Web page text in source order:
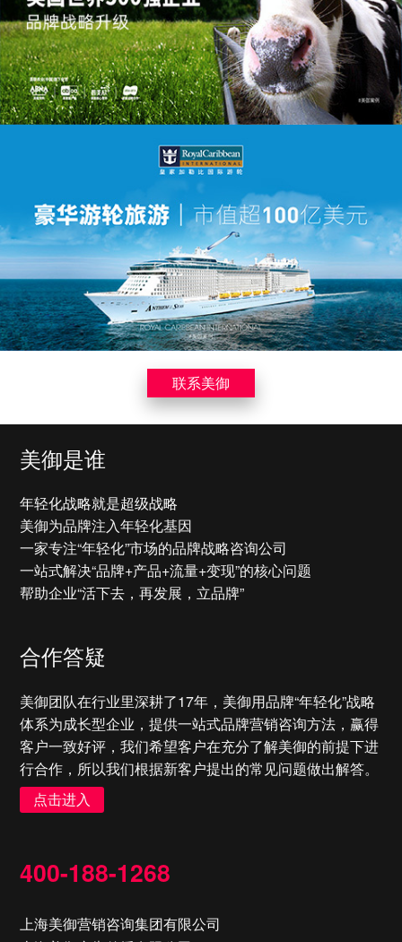
实现从5000万到20亿的飞跃
英联农业 | 品牌全案策划
来自英国 服务中国
联系美御
美御是谁
年轻化战略就是超级战略
美御为品牌注入年轻化基因
一家专注“年轻化”市场的品牌战略咨询公司
一站式解决“品牌+产品+流量+变现”的核心问题
帮助企业“活下去，再发展，立品牌”
合作答疑
美御团队在行业里深耕了17年，美御用品牌“年轻化”战略
体系为成长型企业，提供一站式品牌营销咨询方法，赢得
客户一致好评，我们希望客户在充分了解美御的前提下进
行合作，所以我们根据新客户提出的常见问题做出解答。
点击进入
400-188-1268
上海美御营销咨询集团有限公司